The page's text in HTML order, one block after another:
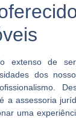
extenso de
dos
a assessoria
uma